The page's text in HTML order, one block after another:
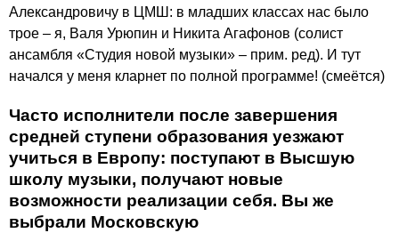
Александровичу в ЦМШ: в младших классах нас было
трое – я, Валя Урюпин и Никита Агафонов (солист
ансамбля «Студия новой музыки» – прим. ред). И тут
начался у меня кларнет по полной программе! (смеётся)
Часто исполнители после завершения
средней ступени образования уезжают
учиться в Европу: поступают в Высшую
школу музыки, получают новые
возможности реализации себя. Вы же
выбрали Московскую